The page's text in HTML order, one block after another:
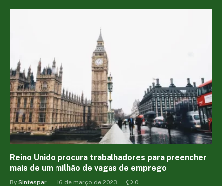
Reino Unido procura trabalhadores para preencher
mais de um milhão de vagas de emprego
By Sintespar 16 de março de 2023 0